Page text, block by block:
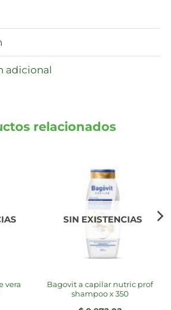
adicional
relacionados
SIN EXISTENCIAS
bagovit a capilar nutric prof
shampoo x 350